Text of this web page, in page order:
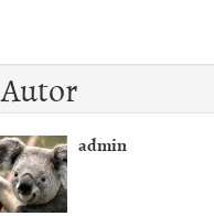
Autor
admin